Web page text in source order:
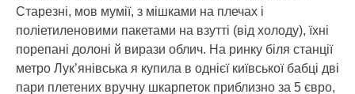
Старезні, мов мумії, з мішками на плечах і
поліетиленовими пакетами на взутті (від холоду), їхні
порепані долоні й вирази облич. На ринку біля станції
метро Лук’янівська я купила в однієї київської бабці дві
пари плетених вручну шкарпеток приблизно за 5 євро,